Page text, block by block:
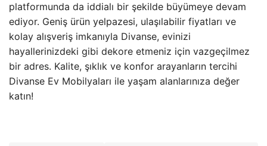
platformunda da iddialı bir şekilde büyümeye devam
ediyor. Geniş ürün yelpazesi, ulaşılabilir fiyatları ve
kolay alışveriş imkanıyla Divanse, evinizi
hayallerinizdeki gibi dekore etmeniz için vazgeçilmez
bir adres. Kalite, şıklık ve konfor arayanların tercihi
Divanse Ev Mobilyaları ile yaşam alanlarınıza değer
katın!